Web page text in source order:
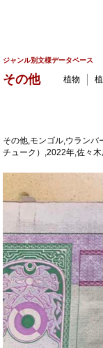
ジャンル別文様データベース
その他 植物
その他,モンゴル,ウラン
チューク）,2022年,佐々